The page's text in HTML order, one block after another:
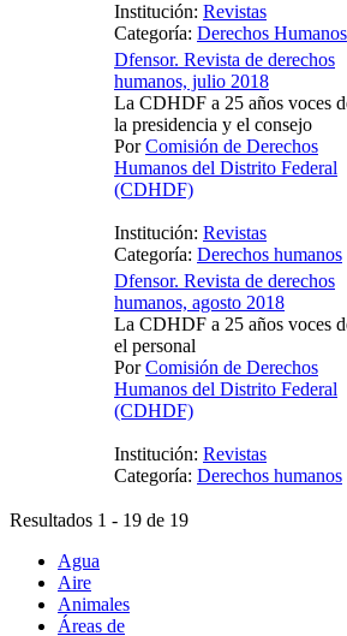
Institución: Revistas
Categoría: Derechos Humanos
Dfensor. Revista de derechos
humanos, julio 2018
La CDHDF a 25 años voces
la presidencia y el consejo
PorComisión de Derechos
Humanos del Distrito Federal
(CDHDF)
Institución: Revistas
Categoría: Derechos humanos
Dfensor. Revista de derechos
humanos, agosto 2018
La CDHDF a 25 años voces
el personal
PorComisión de Derechos
Humanos del Distrito Federal
(CDHDF)
Institución: Revistas
Categoría: Derechos humanos
Resultados 1 - 19 de 19
Agua
Aire
Animales
Áreas de